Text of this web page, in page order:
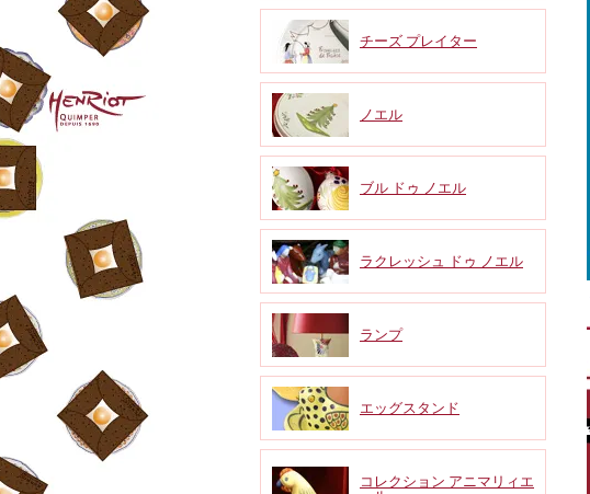
チーズ プレイター
ノエル
ブル ドゥ ノエル
ラクレッシュ ドゥ ノエル
ランプ
エッグスタンド
コレクション アニマリィエ